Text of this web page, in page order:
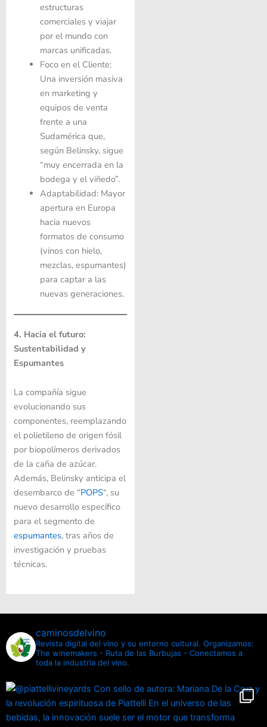
estructuras
comerciales y viajar
por el mundo con
marcas unificadas.
Foco en el Cliente:
Una inversión masiva
en marketing y
equipos de venta
frente a una
Sudamérica que,
según Belinsky, sigue
“muy encerrada en la
bodega y el viñedo”.
Adaptabilidad: Mayor
apertura en Europa
hacia nuevos
formatos de consumo
(vinos con hielo,
mezclas, espumantes)
para captar a las
nuevas generaciones.
4. Hacia el futuro:
Sustentabilidad y
Espumantes
La compañía sigue
evolucionando sus
componentes, reemplazando
el polietileno de origen fósil
por biopolímeros derivados
de la caña de azúcar.
Además, Belinsky anticipa el
desembarco de “POPS“, su
nuevo desarrollo específico
para el segmento de
espumantes, tras años de
investigación y pruebas
técnicas.
caminosdelvino
Revista digital del vino y su entorno cultural. Organizamos:
The winemakers - Ruta de las Burbujas - Conectamos a
toda la industria del vino.